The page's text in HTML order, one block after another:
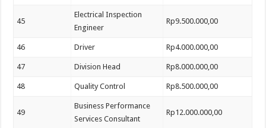
45
Electrical Inspection
Engineer
Rp9.500.000,00
46 Driver Rp4.000.000,00
47 Division Head Rp8.000.000,00
48 Quality Control Rp8.500.000,00
49
Business Performance
Services Consultant
Rp12.000.000,00